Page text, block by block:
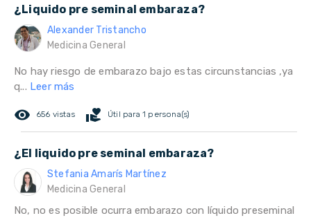
¿Liquido pre seminal embaraza?
Alexander Tristancho
Medicina General
No hay riesgo de embarazo bajo estas circunstancias ,ya
q... Leer más
remove_red_eye 656 vistas volunteer_activism Útil para 1 persona(s)
¿El liquido pre seminal embaraza?
Stefania Amarís Martínez
Medicina General
No, no es posible ocurra embarazo con líquido preseminal